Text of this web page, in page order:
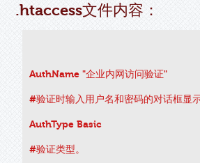
.htaccess文件内容：
AuthName "企业内网访问验证"
#验证时输入用户名和密码的对话框显示
AuthType Basic
#验证类型。